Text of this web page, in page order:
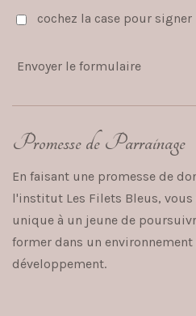
cochez la case pour signer
Envoyer le formulaire
Promesse de Parrainage
En faisant une promesse de
l'institut Les Filets Bleus,
unique à un jeune de
former dans un environnement
développement.